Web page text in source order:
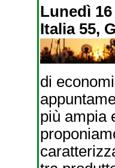
Lunedì
Italia 55,
di
più ampia